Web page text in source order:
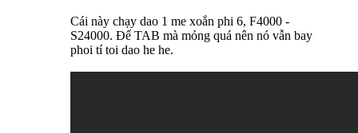
Cái này chạy dao 1 me xoắn phi 6, F4000 -
S24000. Để TAB mà mỏng quá nên nó vẫn bay
phoi tí toi dao he he.